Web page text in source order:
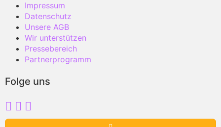
Impressum
Datenschutz
Unsere AGB
Wir unterstützen
Pressebereich
Partnerprogramm
Folge uns